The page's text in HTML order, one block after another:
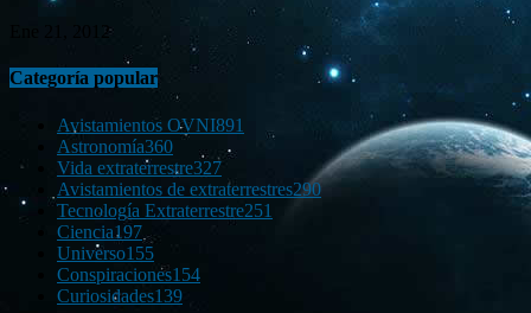
Ene 21, 2012
Categoría popular
Avistamientos OVNI891
Astronomía360
Vida extraterrestre327
Avistamientos de extraterrestres290
Tecnología Extraterrestre251
Ciencia197
Universo155
Conspiraciones154
Curiosidades139